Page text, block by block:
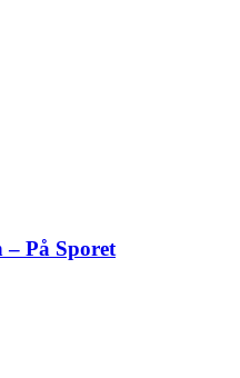
– På Sporet